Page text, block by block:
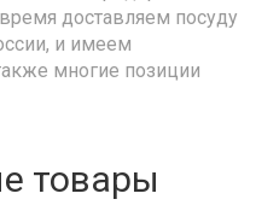
доставляем посуду
и имеем
многие позиции
товары